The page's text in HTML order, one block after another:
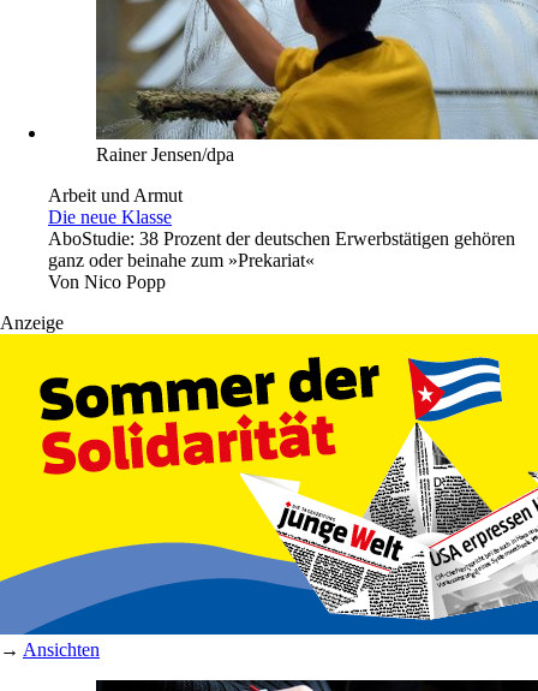
Rainer Jensen/dpa
Arbeit und Armut
Die neue Klasse
AboStudie: 38 Prozent der deutschen Erwerbstätigen gehören
ganz oder beinahe zum »Prekariat«
Von Nico Popp
Anzeige
→ Ansichten